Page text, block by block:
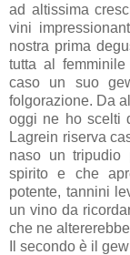
ad altissima
vini
nostra prima
tutta al
caso un suo
folgorazione. Da
oggi ne ho scelti
Lagrein riserva
naso un tripudio
spirito e che
potente, tannini
un vino da
che ne
Il secondo è il